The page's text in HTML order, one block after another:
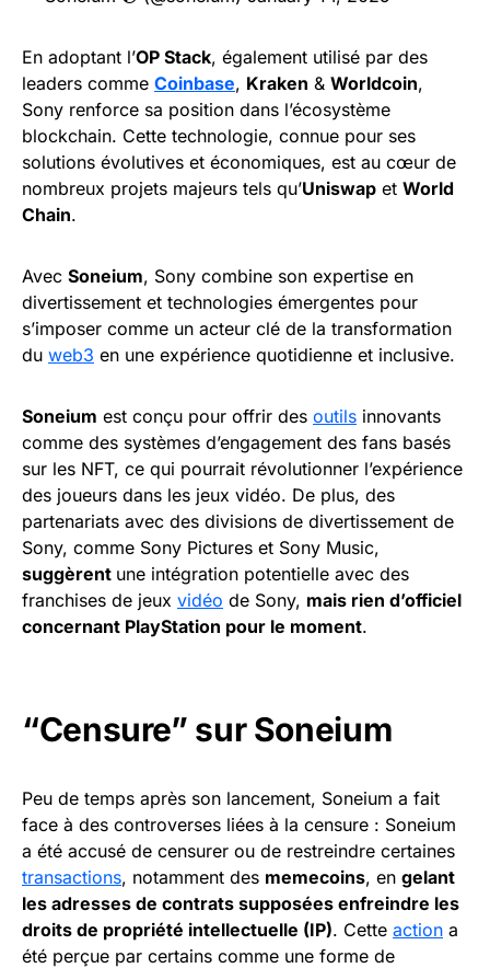
En adoptant l’OP Stack, également utilisé par des
leaders comme Coinbase, Kraken & Worldcoin,
Sony renforce sa position dans l’écosystème
blockchain. Cette technologie, connue pour ses
solutions évolutives et économiques, est au cœur de
nombreux projets majeurs tels qu’Uniswap et World
Chain.
Avec Soneium, Sony combine son expertise en
divertissement et technologies émergentes pour
s’imposer comme un acteur clé de la transformation
du web3 en une expérience quotidienne et inclusive.
Soneium est conçu pour offrir des outils innovants
comme des systèmes d’engagement des fans basés
sur les NFT, ce qui pourrait révolutionner l’expérience
des joueurs dans les jeux vidéo. De plus, des
partenariats avec des divisions de divertissement de
Sony, comme Sony Pictures et Sony Music,
suggèrent une intégration potentielle avec des
franchises de jeux vidéo de Sony, mais rien d’officiel
concernant PlayStation pour le moment.
“Censure” sur Soneium
Peu de temps après son lancement, Soneium a fait
face à des controverses liées à la censure : Soneium
a été accusé de censurer ou de restreindre certaines
transactions, notamment des memecoins, en gelant
les adresses de contrats supposées enfreindre les
droits de propriété intellectuelle (IP). Cette action a
été perçue par certains comme une forme de